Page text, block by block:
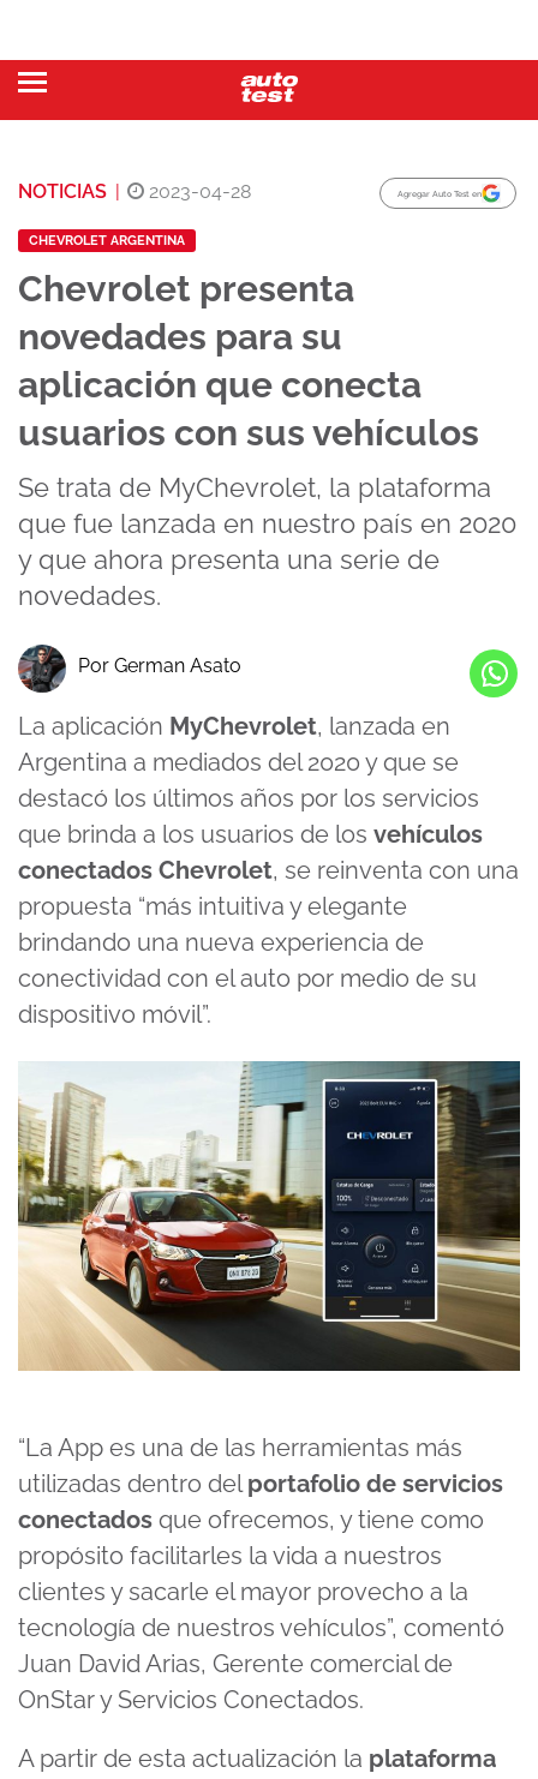
NOTICIAS | 2023-04-28 Agregar Auto Test en
CHEVROLET ARGENTINA
Chevrolet presenta
novedades para su
aplicación que conecta
usuarios con sus vehículos
Se trata de MyChevrolet, la plataforma
que fue lanzada en nuestro país en 2020
y que ahora presenta una serie de
novedades.
Por German Asato
La aplicación MyChevrolet, lanzada en
Argentina a mediados del 2020 y que se
destacó los últimos años por los servicios
que brinda a los usuarios de los vehículos
conectados Chevrolet, se reinventa con una
propuesta “más intuitiva y elegante
brindando una nueva experiencia de
conectividad con el auto por medio de su
dispositivo móvil”.
“La App es una de las herramientas más
utilizadas dentro delportafolio de servicios
conectados que ofrecemos, y tiene como
propósito facilitarles la vida a nuestros
clientes y sacarle el mayor provecho a la
tecnología de nuestros vehículos”, comentó
Juan David Arias, Gerente comercial de
OnStar y Servicios Conectados.
A partir de esta actualización la plataforma